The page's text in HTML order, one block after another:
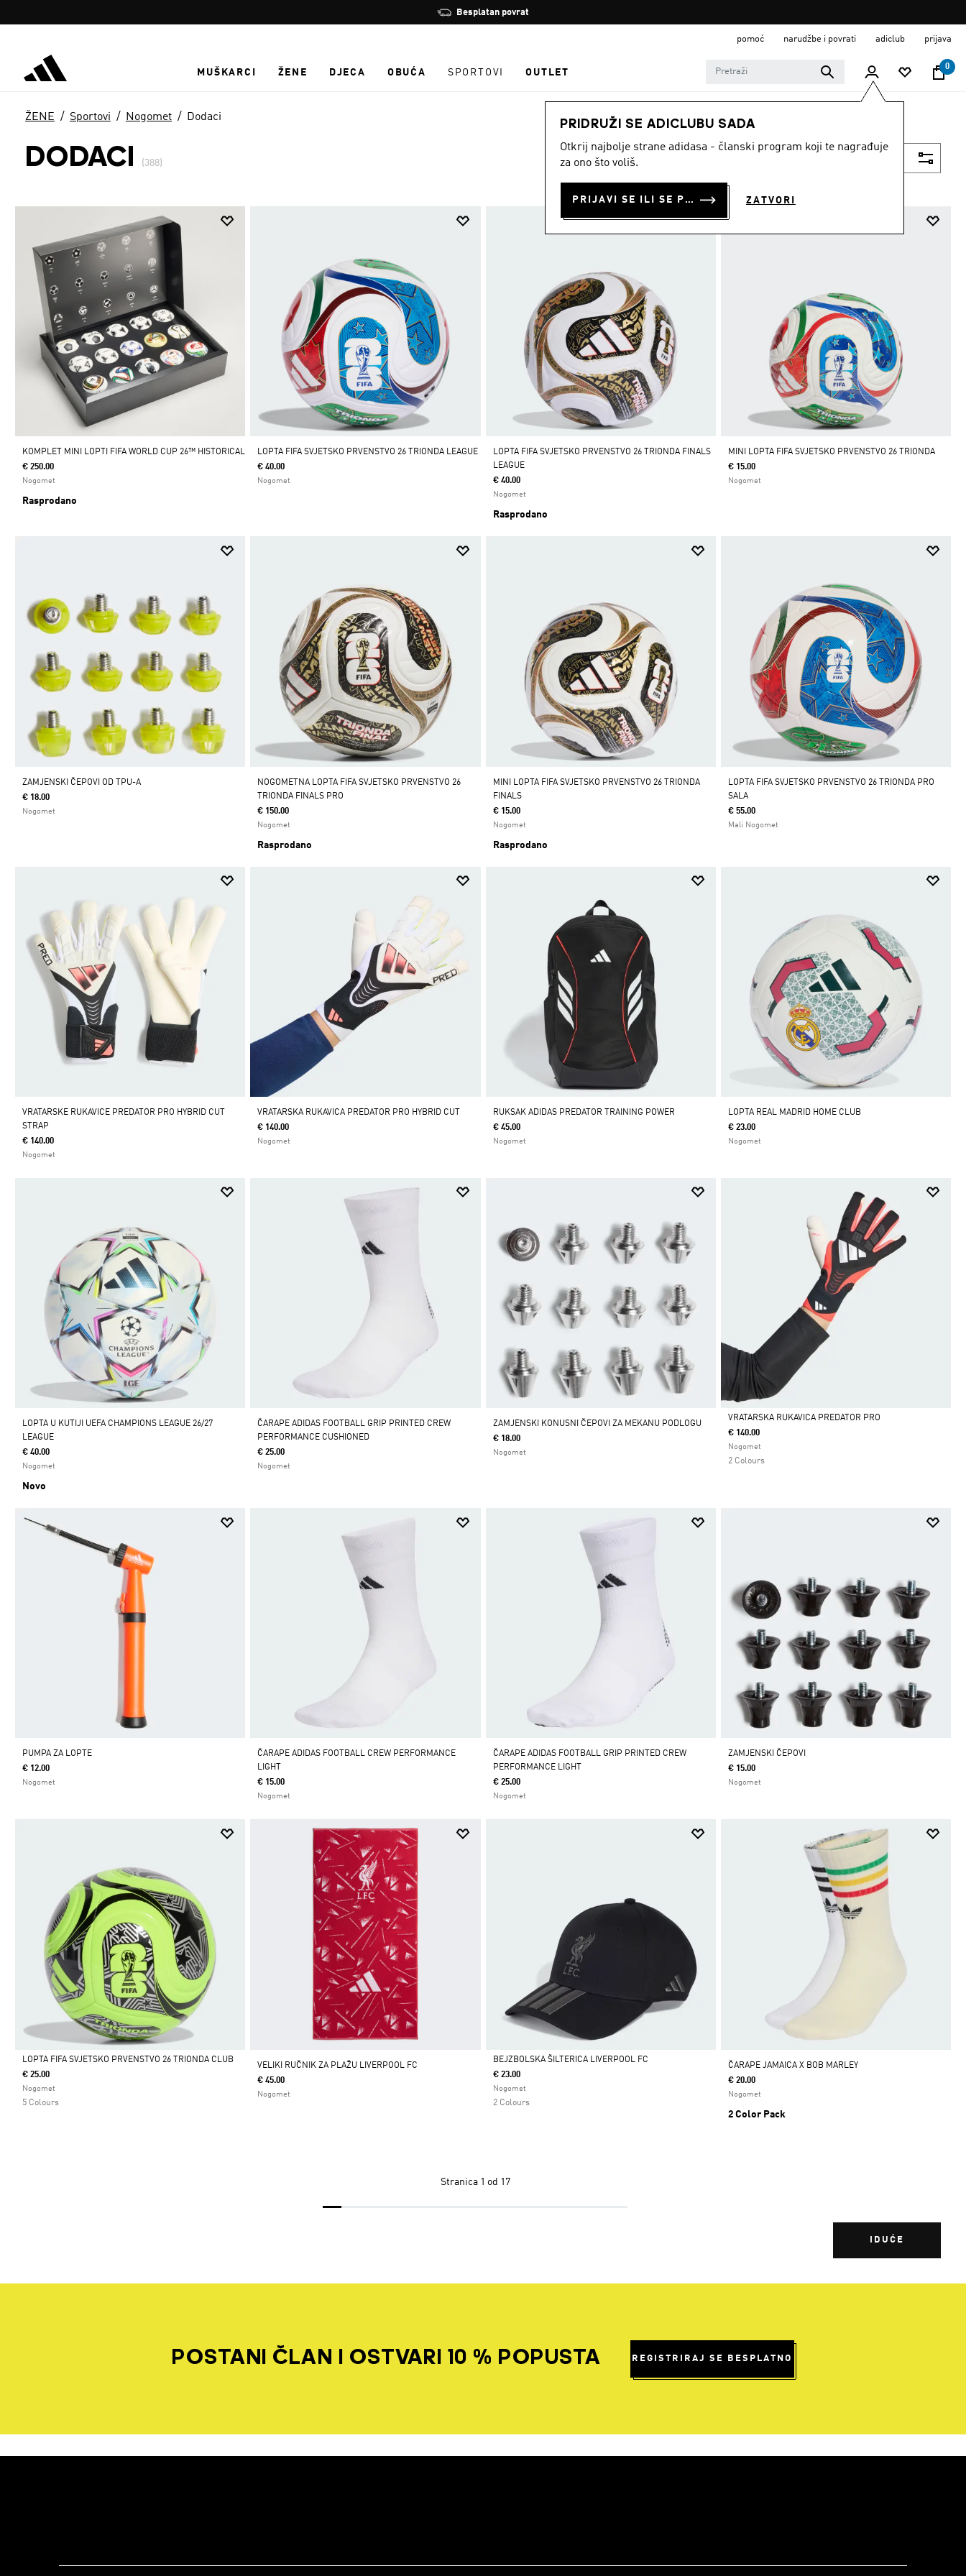
Zaustavi
rotaciju
Učlani se i ostvari 10 % popusta
pomoć narudžbe i povrati adiclub prijava
MUŠKARCI ŽENE DJECA OBUĆA SPORTOVI OUTLET
0
PRIDRUŽI SE ADICLUBU SADA
Otkrij najbolje strane adidasa - članski program koji te nagrađuje
za ono što voliš.
PRIJAVI SE ILI SE PRIDRUŽI SADA ZATVORI
ŽENE Sportovi Nogomet Dodaci
DODACI (388)
KOMPLET MINI LOPTI FIFA WORLD CUP 26™ HISTORICAL
€ 250.00
Nogomet
Rasprodano
LOPTA FIFA SVJETSKO PRVENSTVO 26 TRIONDA LEAGUE
€ 40.00
Nogomet
LOPTA FIFA SVJETSKO PRVENSTVO 26 TRIONDA FINALS
LEAGUE
€ 40.00
Nogomet
Rasprodano
MINI LOPTA FIFA SVJETSKO PRVENSTVO 26 TRIONDA
€ 15.00
Nogomet
ZAMJENSKI ČEPOVI OD TPU-A
€ 18.00
Nogomet
NOGOMETNA LOPTA FIFA SVJETSKO PRVENSTVO 26
TRIONDA FINALS PRO
€ 150.00
Nogomet
Rasprodano
MINI LOPTA FIFA SVJETSKO PRVENSTVO 26 TRIONDA
FINALS
€ 15.00
Nogomet
Rasprodano
LOPTA FIFA SVJETSKO PRVENSTVO 26 TRIONDA PRO
SALA
€ 55.00
Mali Nogomet
VRATARSKE RUKAVICE PREDATOR PRO HYBRID CUT
STRAP
€ 140.00
Nogomet
VRATARSKA RUKAVICA PREDATOR PRO HYBRID CUT
€ 140.00
Nogomet
RUKSAK ADIDAS PREDATOR TRAINING POWER
€ 45.00
Nogomet
LOPTA REAL MADRID HOME CLUB
€ 23.00
Nogomet
LOPTA U KUTIJI UEFA CHAMPIONS LEAGUE 26/27
LEAGUE
€ 40.00
Nogomet
Novo
ČARAPE ADIDAS FOOTBALL GRIP PRINTED CREW
PERFORMANCE CUSHIONED
€ 25.00
Nogomet
ZAMJENSKI KONUSNI ČEPOVI ZA MEKANU PODLOGU
€ 18.00
Nogomet
Da
VRATARSKA RUKAVICA PREDATOR PRO
€ 140.00
Nogomet
2 Colours
PUMPA ZA LOPTE
€ 12.00
Nogomet
ČARAPE ADIDAS FOOTBALL CREW PERFORMANCE
LIGHT
€ 15.00
Nogomet
ČARAPE ADIDAS FOOTBALL GRIP PRINTED CREW
PERFORMANCE LIGHT
€ 25.00
Nogomet
ZAMJENSKI ČEPOVI
€ 15.00
Nogomet
Da
LOPTA FIFA SVJETSKO PRVENSTVO 26 TRIONDA CLUB
€ 25.00
Nogomet
5 Colours
VELIKI RUČNIK ZA PLAŽU LIVERPOOL FC
€ 45.00
Nogomet
Da
BEJZBOLSKA ŠILTERICA LIVERPOOL FC
€ 23.00
Nogomet
2 Colours
ČARAPE JAMAICA X BOB MARLEY
€ 20.00
Nogomet
2 Color Pack
Stranica 1 od 17
IDUĆE
POSTANI ČLAN I OSTVARI 10 % POPUSTA REGISTRIRAJ SE BESPLATNO